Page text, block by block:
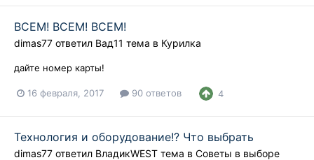
ВСЕМ! ВСЕМ! ВСЕМ!
dimas77 ответил Вад11 тема в Курилка
дайте номер карты!
16 февраля, 2017 90 ответов 4
Технология и оборудование!? Что выбрать
dimas77 ответил ВладикWEST тема в Советы в выборе